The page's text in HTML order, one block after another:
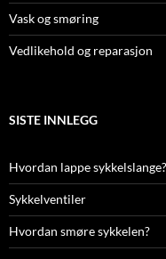
Vask og smøring
Vedlikehold og reparasjon
SISTE INNLEGG
Hvordan lappe sykkelslange?
Sykkelventiler
Hvordan smøre sykkelen?